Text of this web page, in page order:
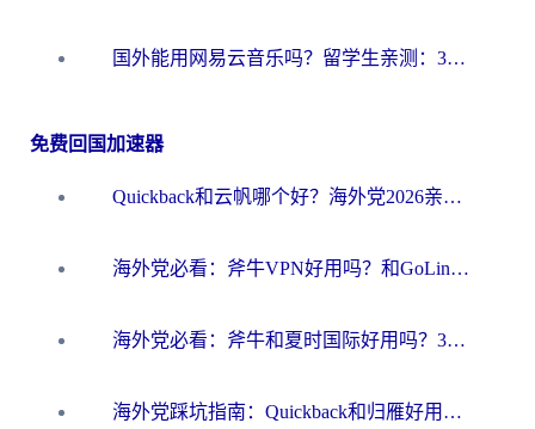
国外能用网易云音乐吗？留学生亲测：3步解决海外听歌难题
免费回国加速器
Quickback和云帆哪个好？海外党2026亲测指南：选对加速器大陆工具，无缝刷国内剧玩国服
海外党必看：斧牛VPN好用吗？和GoLinkVPN对比哪个回国效果更好？
海外党必看：斧牛和夏时国际好用吗？3步选对回国加速器，无缝刷国内资源
海外党踩坑指南：Quickback和归雁好用吗？选对加速器才能无缝刷国内资源